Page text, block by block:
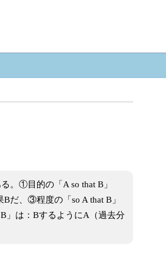
。①目的の「A so that B」
だ、③程度の「so A that B」
」は：BするようにA（過去分